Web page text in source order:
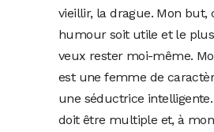
vieillir, la drague. Mon but,
humour soit utile et le
veux rester moi-même.
est une femme de
une séductrice
doit être multiple et, à